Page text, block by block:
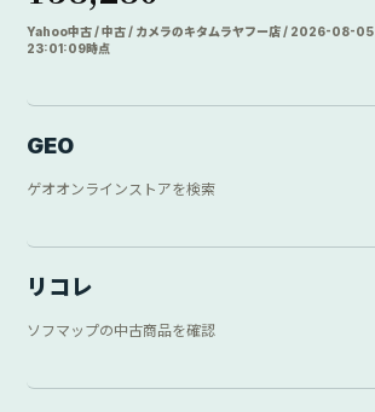
Yahoo中古 / 中古 / カメラのキタムラヤフー店 / 2026-08-05
23:01:09時点
GEO
ゲオオンラインストアを検索
リコレ
ソフマップの中古商品を確認